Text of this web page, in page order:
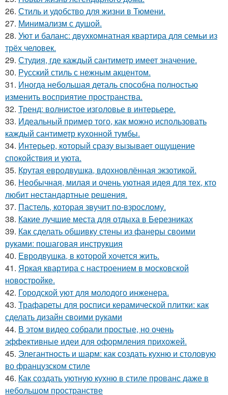
26. Стиль и удобство для жизни в Тюмени.
27. Минимализм с душой.
28. Уют и баланс: двухкомнатная квартира для семьи из
трёх человек.
29. Студия, где каждый сантиметр имеет значение.
30. Русский стиль с нежным акцентом.
31. Иногда небольшая деталь способна полностью
изменить восприятие пространства.
32. Тренд: волнистое изголовье в интерьере.
33. Идеальный пример того, как можно использовать
каждый сантиметр кухонной тумбы.
34. Интерьер, который сразу вызывает ощущение
спокойствия и уюта.
35. Крутая евродвушка, вдохновлённая экзотикой.
36. Необычная, милая и очень уютная идея для тех, кто
любит нестандартные решения.
37. Пастель, которая звучит по-взрослому.
38. Какие лучшие места для отдыха в Березниках
39. Как сделать обшивку стены из фанеры своими
руками: пошаговая инструкция
40. Евродвушка, в которой хочется жить.
41. Яркая квартира с настроением в московской
новостройке.
42. Городской уют для молодого инженера.
43. Трафареты для росписи керамической плитки: как
сделать дизайн своими руками
44. В этом видео собрали простые, но очень
эффективные идеи для оформления прихожей.
45. Элегантность и шарм: как создать кухню и столовую
во французском стиле
46. Как создать уютную кухню в стиле прованс даже в
небольшом пространстве